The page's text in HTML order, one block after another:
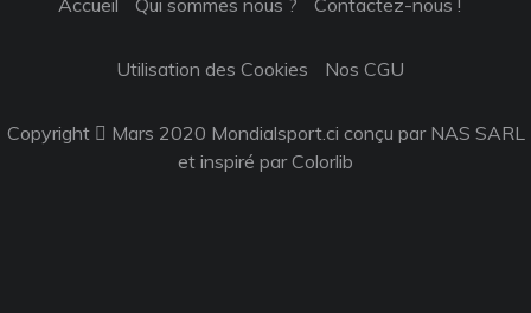
Utilisation des Cookies Nos CGU
Copyright
Mars 2020 Mondialsport.ci conçu par NAS SARL
et inspiré parColorlib